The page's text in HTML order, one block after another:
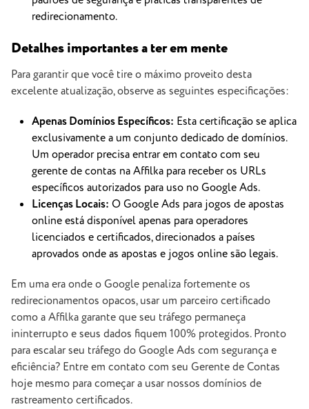
redirecionamento.
Detalhes importantes a ter em mente
Para garantir que você tire o máximo proveito desta
excelente atualização, observe as seguintes especificações:
Apenas Domínios Específicos: Esta certificação se aplica
exclusivamente a um conjunto dedicado de domínios.
Um operador precisa entrar em contato com seu
gerente de contas na Affilka para receber os URLs
específicos autorizados para uso no Google Ads.
Licenças Locais: O Google Ads para jogos de apostas
online está disponível apenas para operadores
licenciados e certificados, direcionados a países
aprovados onde as apostas e jogos online são legais.
Em uma era onde o Google penaliza fortemente os
redirecionamentos opacos, usar um parceiro certificado
como a Affilka garante que seu tráfego permaneça
ininterrupto e seus dados fiquem 100% protegidos. Pronto
para escalar seu tráfego do Google Ads com segurança e
eficiência? Entre em contato com seu Gerente de Contas
hoje mesmo para começar a usar nossos domínios de
rastreamento certificados.